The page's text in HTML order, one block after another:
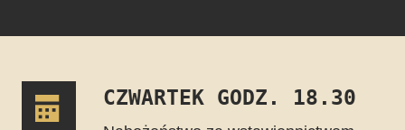
CZWARTEK GODZ. 18.30